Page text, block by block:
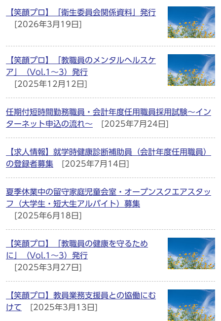
【笑顔プロ】「衛生委員会関係資料」発行
[2026年3月19日]
【笑顔プロ】「教職員のメンタルヘルスケ
ア」（Vol.1～3）発行
[2025年12月12日]
任期付短時間勤務職員・会計年度任用職員採用試験～イン
ターネット申込の流れ～
[2025年7月24日]
【求人情報】就学時健康診断補助員（会計年度任用職員）
の登録者募集
[2025年7月14日]
夏季休業中の留守家庭児童会室・オープンスクエアスタッ
フ（大学生・短大生アルバイト）募集
[2025年6月18日]
【笑顔プロ】「教職員の健康を守るため
に」（Vol.1～3）発行
[2025年3月27日]
【笑顔プロ】教員業務支援員との協働にむ
けて
[2025年3月13日]